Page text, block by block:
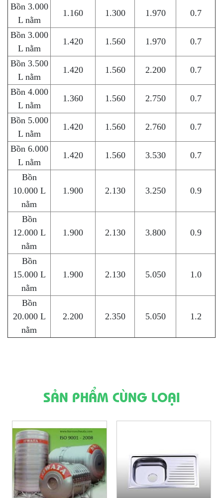
Bồn 3.000
L nằm
1.160 1.300 1.970 0.7
Bồn 3.000
L nằm
1.420 1.560 1.970 0.7
Bồn 3.500
L nằm
1.420 1.560 2.200 0.7
Bồn 4.000
L nằm
1.360 1.560 2.750 0.7
Bồn 5.000
L nằm
1.420 1.560 2.760 0.7
Bồn 6.000
L nằm
1.420 1.560 3.530 0.7
Bồn
10.000 L
nằm
1.900 2.130 3.250 0.9
Bồn
12.000 L
nằm
1.900 2.130 3.800 0.9
Bồn
15.000 L
nằm
1.900 2.130 5.050 1.0
Bồn
20.000 L
nằm
2.200 2.350 5.050 1.2
SẢN PHẨM CÙNG LOẠI